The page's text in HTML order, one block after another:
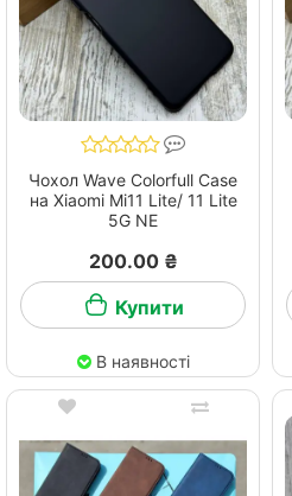
Чохол Wave Colorfull Case
на Xiaomi Mi11 Lite/ 11 Lite
5G NE
200.00 ₴
Купити
В наявності